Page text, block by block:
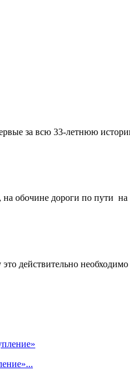
за всю 33-летнюю
обочине дороги по пути на
это действительно